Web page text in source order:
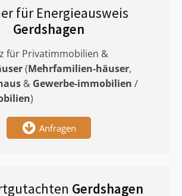
für Energieausweis
Gerdshagen
für Privatimmobilien &
(Mehrfamilien-häuser,
& Gewerbe-immobilien /
)
Anfragen
Gerdshagen